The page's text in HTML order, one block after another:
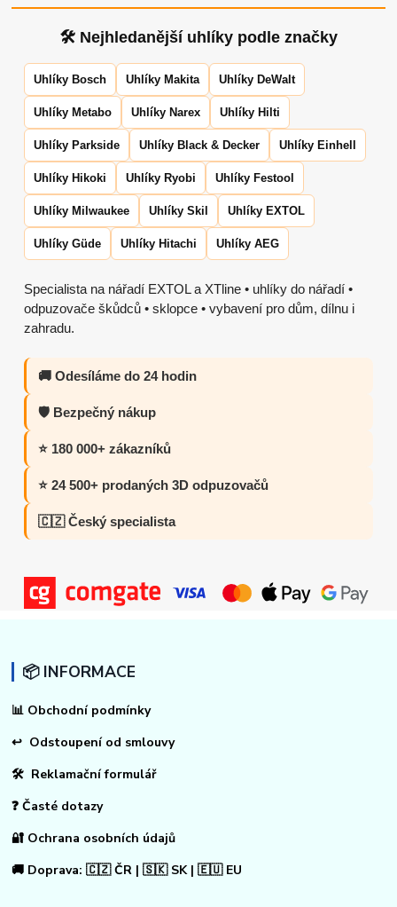
🛠 Nejhledanější uhlíky podle značky
Uhlíky Bosch Uhlíky Makita Uhlíky DeWalt
Uhlíky Metabo Uhlíky Narex Uhlíky Hilti
Uhlíky Parkside Uhlíky Black & Decker Uhlíky Einhell
Uhlíky Hikoki Uhlíky Ryobi Uhlíky Festool
Uhlíky Milwaukee Uhlíky Skil Uhlíky EXTOL
Uhlíky Güde Uhlíky Hitachi Uhlíky AEG
Specialista na nářadí EXTOL a XTline • uhlíky do nářadí •
odpuzovače škůdců • sklopce • vybavení pro dům, dílnu i
zahradu.
🚚 Odesíláme do 24 hodin
🛡️ Bezpečný nákup
⭐ 180 000+ zákazníků
⭐ 24 500+ prodaných 3D odpuzovačů
🇨🇿 Český specialista
📦 INFORMACE
📊 Obchodní podmínky
↩ Odstoupení od smlouvy
🛠 Reklamační formulář
❓ Časté dotazy
🔐 Ochrana osobních údajů
🚚 Doprava: 🇨🇿 ČR | 🇸🇰 SK | 🇪🇺 EU